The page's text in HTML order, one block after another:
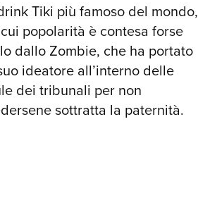
Tiki più famoso del mondo,
popolarità è contesa forse
dallo Zombie, che ha portato
ideatore all’interno delle
dei tribunali per non
sottratta la paternità.